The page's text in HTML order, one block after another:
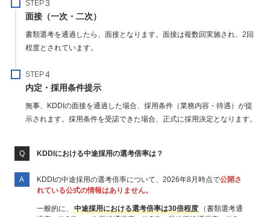
STEP
面接（一次・二次）
書類選考を通過したら、面接となります。面接は複数回実施され、2回
程度とされています。
STEP
内定・採用条件提示
無事、KDDIの面接を通過した場合、採用条件（業務内容・待遇）が提
示されます。採用条件を受諾できた場合、正式に採用決定となります。
KDDIにおける中途採用の選考倍率は？
KDDIの中途採用の選考倍率について、2026年8月時点で公開さ
れている公式の情報はありません。
一般的に、 中途採用における選考倍率は30倍程度（書類選考通